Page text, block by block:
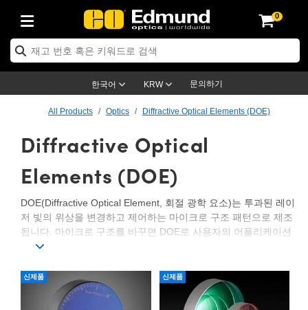
0
한국어 KRW 문의하기
Diffusers
Optics
Optics
Expanders
Mounts
and Breadboards
Objectives
and Electronics
Lenses
(S-Mount Lenses)
Magnification Lenses
Objectives
and Advanced
Cameras
Cameras
Cameras
Cameras
이트 & 조명
Lighting
Accessories
Targets
Targets
& Stage Micrometers
Level Test Targets
& Detection
Solutions
and Electronics
and Roughness Standards
& Production
Handling Tools
Products
By Application
Imaging
Microscopy
By Brand
Products
Lenses
and Detection
Products
Lenses
Products
Lenses
Targets
All Products Optics Diffractive Optical Elements (DOE)
Diffractive Optical
Elements (DOE)
DOE(Diffractive Optical Element, 회절 광학 요소)는 투과된 레이
저 빛의 위상을 변경하고 제어하는 마이크로 구조 패턴으로 제조
됩니다. 마이크로 구조를 바꾸면 DOE로 사용자의 어플리케이션
요건에 맞춰 거의 모든 빔 광도 프로파일과 빔 모양을 구현할 수
셀렌화 아연(ZnSe) 등 다양한 소재의 기판으로 제조되며
UV/VIS/IR 레이저와 함께 사용할 수 있습니다. 또한, 특정 레이저
파장 대역에 맞게 설계되는 것이 일반적이며 성능은 파장 대역에
신제품 신제품